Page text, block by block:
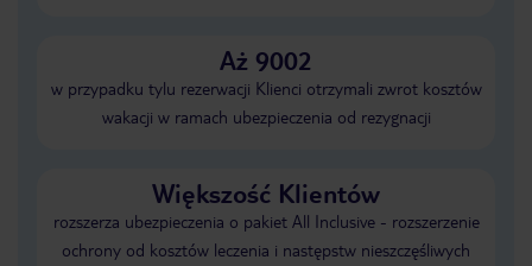
Aż 9002
w przypadku tylu rezerwacji Klienci otrzymali zwrot kosztów
wakacji w ramach ubezpieczenia od rezygnacji
Większość Klientów
rozszerza ubezpieczenia o pakiet All Inclusive - rozszerzenie
ochrony od kosztów leczenia i następstw nieszczęśliwych